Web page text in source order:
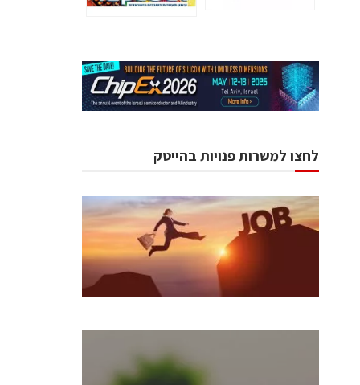
לחצו למשרות פנויות בהייטק